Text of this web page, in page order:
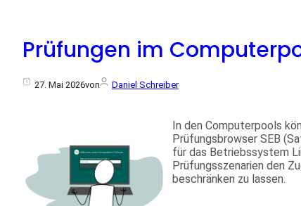
Prüfungen im
27. Mai 2026von Daniel Schreiber
In den Computerpools
Prüfungsbrowser SEB
für das Betriebssystem
Prüfungsszenarien den
beschränken zu lassen.